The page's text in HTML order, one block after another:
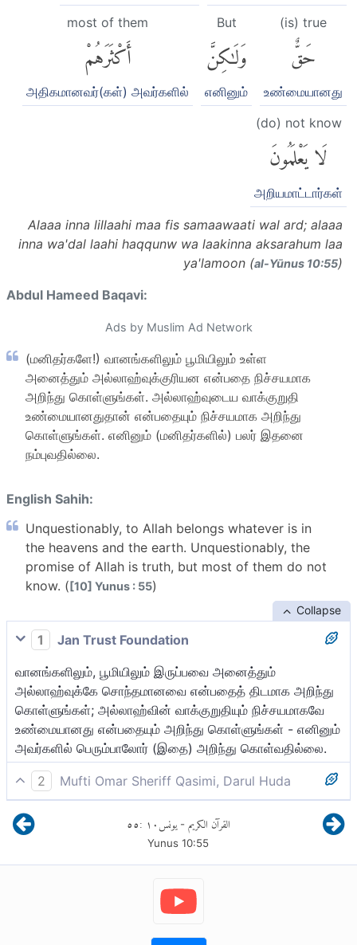
(is) true
حَقٌّ
உண்மையானது
But
وَلَٰكِنَّ
எனினும்
most of them
أَكْثَرَهُمْ
அதிகமானவர்(கள்) அவர்களில்
(do) not know
لَا يَعْلَمُونَ
அறியமாட்டார்கள்
Alaaa inna lillaahi maa fis samaawaati wal ard; alaaa
inna wa'dal laahi haqqunw wa laakinna aksarahum laa
ya'lamoon (al-Yūnus 10:55)
Abdul Hameed Baqavi:
Ads by Muslim Ad Network
(மனிதர்களே!) வானங்களிலும் பூமியிலும் உள்ள
அனைத்தும் அல்லாஹ்வுக்குரியன என்பதை நிச்சயமாக
அறிந்து கொள்ளுங்கள். அல்லாஹ்வுடைய வாக்குறுதி
உண்மையானதுதான் என்பதையும் நிச்சயமாக அறிந்து
கொள்ளுங்கள். எனினும் (மனிதர்களில்) பலர் இதனை
நம்புவதில்லை.
English Sahih:
Unquestionably, to Allah belongs whatever is in
the heavens and the earth. Unquestionably, the
promise of Allah is truth, but most of them do not
know. ([10] Yunus : 55)
Collapse
1
Jan Trust Foundation
வானங்களிலும், பூமியிலும் இருப்பவை அனைத்தும்
அல்லாஹ்வுக்கே சொந்தமானவை என்பதைத் திடமாக அறிந்து
கொள்ளுங்கள்; அல்லாஹ்வின் வாக்குறுதியும் நிச்சயமாகவே
உண்மையானது என்பதையும் அறிந்து கொள்ளுங்கள் - எனினும்
அவர்களில் பெரும்பாலோர் (இதை) அறிந்து கொள்வதில்லை.
2
Mufti Omar Sheriff Qasimi, Darul Huda
வானங்கள் இன்னும் பூமியில் உள்ளவை நிச்சயமாக
அல்லாஹ்விற்குரியன என்பதை அறிந்து கொள்ளுங்கள்!
நிச்சயமாக அல்லாஹ்வுடைய வாக்குறுதி உண்மையானது
என்பதை(யும்) அறிந்து கொள்ளுங்கள்! எனினும் அவர்களில்
அதிகமானவர்கள் அறியமாட்டார்கள்.
القرآن الكريم - يونس١٠ :٥٥
Yunus 10:55